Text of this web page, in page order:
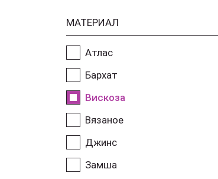
МАТЕРИАЛ
Атлас
Бархат
Вискоза
Вязаное
Джинс
Замша